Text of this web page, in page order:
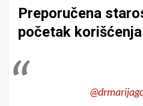
Preporučena
početak korišćenja